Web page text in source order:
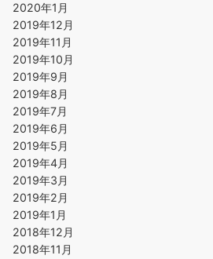
2020年1月
2019年12月
2019年11月
2019年10月
2019年9月
2019年8月
2019年7月
2019年6月
2019年5月
2019年4月
2019年3月
2019年2月
2019年1月
2018年12月
2018年11月